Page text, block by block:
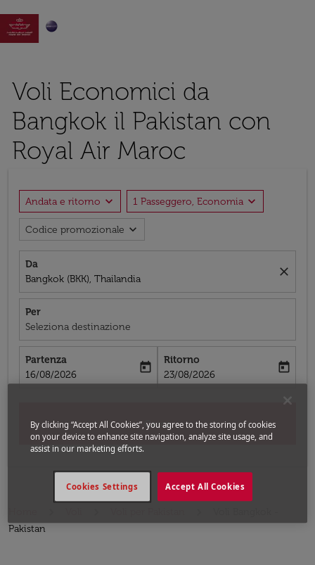

Voli Economici da
Bangkok il Pakistan con
Royal Air Maroc
Andata e ritorno expand_more 1 Passeggero, Economia expand_more
Codice promozionale expand_more
Da
Bangkok (BKK), Thailandia
close
Per
Seleziona destinazione
Partenza
fc-booking-departure-date-aria-label
16/08/2026
today
Ritorno
fc-booking-return-date-aria-label
23/08/2026
today
Cerca
Pakistan
By clicking “Accept All Cookies”, you agree to the storing of cookies
on your device to enhance site navigation, analyze site usage, and
assist in our marketing efforts.
Accept All Cookies
Cookies Settings